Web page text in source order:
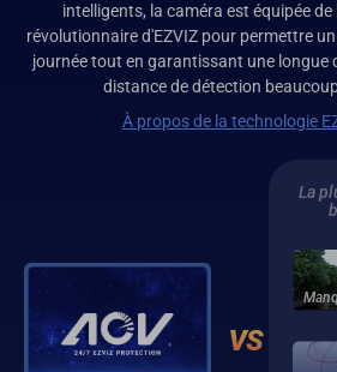
intelligents, la caméra est équipée
révolutionnaire d'EZVIZ pour permettre
journée tout en garantissant une longue
distance de détection
À propos de la technologie
La